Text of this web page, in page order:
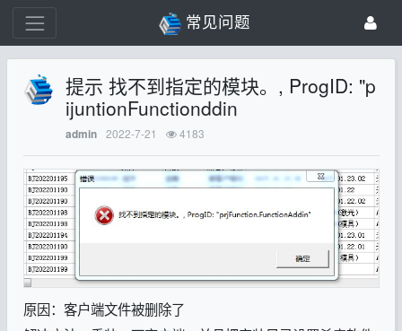
常见问题
提示 找不到指定的模块。, ProgID: "p
ijuntionFunctionddin
admin 2022-7-21 4183
原因：客户端文件被删除了